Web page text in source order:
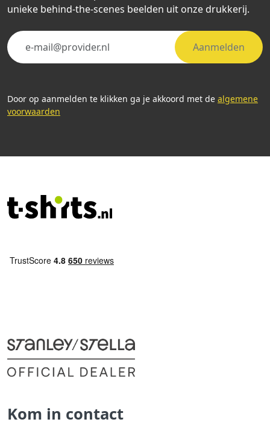
unieke behind-the-scenes beelden uit onze drukkerij.
Aanmelden
Door op aanmelden te klikken ga je akkoord met de algemene
voorwaarden
Kom in contact